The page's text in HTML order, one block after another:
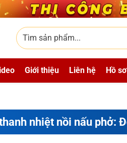
Tìm sản phẩm
Giới thiệu Liên hệ Hồ
nhiệt nồi nấu phở: